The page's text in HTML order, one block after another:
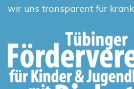
wir uns transparent für